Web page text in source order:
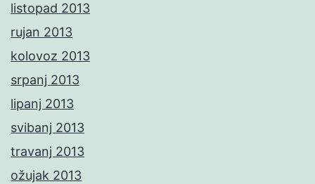
listopad 2013
rujan 2013
kolovoz 2013
srpanj 2013
lipanj 2013
svibanj 2013
travanj 2013
ožujak 2013